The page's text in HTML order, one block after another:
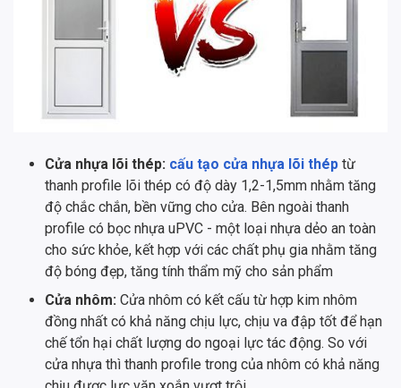
Cửa nhựa lõi thép: cấu tạo cửa nhựa lõi thép từ
thanh profile lõi thép có độ dày 1,2-1,5mm nhằm tăng
độ chắc chắn, bền vững cho cửa. Bên ngoài thanh
profile có bọc nhựa uPVC - một loại nhựa dẻo an toàn
cho sức khỏe, kết hợp với các chất phụ gia nhằm tăng
độ bóng đẹp, tăng tính thẩm mỹ cho sản phẩm
Cửa nhôm: Cửa nhôm có kết cấu từ hợp kim nhôm
đồng nhất có khả năng chịu lực, chịu va đập tốt để hạn
chế tổn hại chất lượng do ngoại lực tác động. So với
cửa nhựa thì thanh profile trong của nhôm có khả năng